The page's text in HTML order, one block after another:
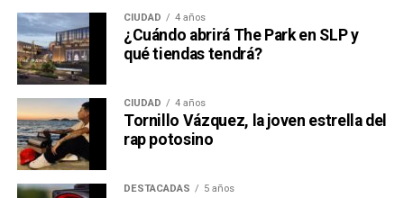
CIUDAD 4 años
¿Cuándo abrirá The Park en SLP y
qué tiendas tendrá?
CIUDAD 4 años
Tornillo Vázquez, la joven estrella del
rap potosino
DESTACADAS 5 años